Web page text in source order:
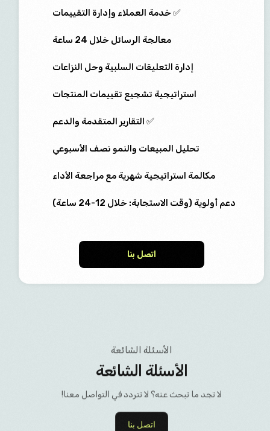
✅ خدمة العملاء وإدارة التقييمات
معالجة الرسائل خلال 24 ساعة
إدارة التعليقات السلبية وحل النزاعات
استراتيجية تشجيع تقييمات المنتجات
✅ التقارير المتقدمة والدعم
تحليل المبيعات والنمو نصف الأسبوعي
مكالمة استراتيجية شهرية مع مراجعة الأداء
دعم أولوية (وقت الاستجابة: خلال 12-24 ساعة)
اتصل بنا
الأسئلة الشائعة
الأسئلة الشائعة
لا تجد ما تبحث عنه؟ لا تتردد في التواصل معنا!
اتصل بنا